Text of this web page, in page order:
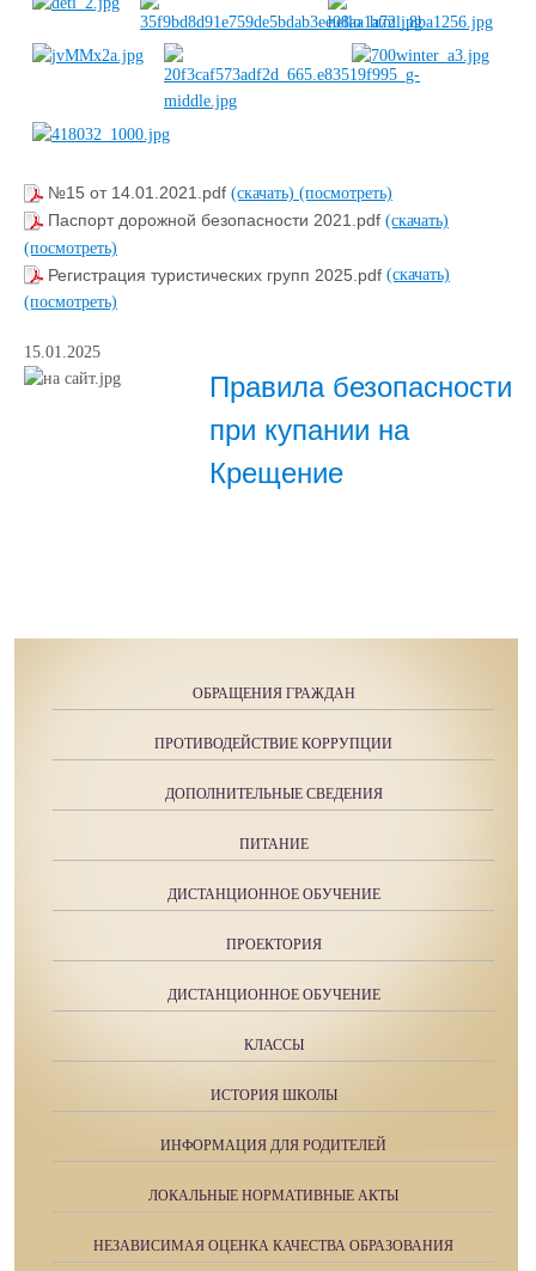
№15 от 14.01.2021.pdf (скачать) (посмотреть)
Паспорт дорожной безопасности 2021.pdf (скачать)
(посмотреть)
Регистрация туристических групп 2025.pdf (скачать)
(посмотреть)
15.01.2025
Правила безопасности
при купании на
Крещение
ОБРАЩЕНИЯ ГРАЖДАН
ПРОТИВОДЕЙСТВИЕ КОРРУПЦИИ
ДОПОЛНИТЕЛЬНЫЕ СВЕДЕНИЯ
ПИТАНИЕ
ДИСТАНЦИОННОЕ ОБУЧЕНИЕ
ПРОЕКТОРИЯ
ДИСТАНЦИОННОЕ ОБУЧЕНИЕ
КЛАССЫ
ИСТОРИЯ ШКОЛЫ
ИНФОРМАЦИЯ ДЛЯ РОДИТЕЛЕЙ
ЛОКАЛЬНЫЕ НОРМАТИВНЫЕ АКТЫ
НЕЗАВИСИМАЯ ОЦЕНКА КАЧЕСТВА ОБРАЗОВАНИЯ